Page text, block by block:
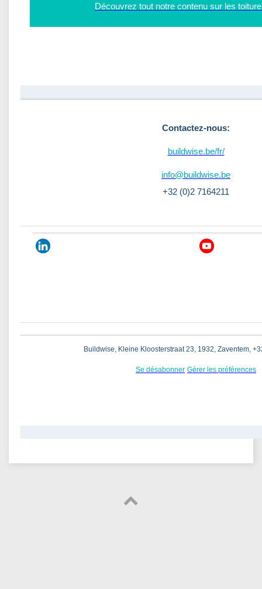
Découvrez tout notre contenu sur les
Contactez-nous:
buildwise.be/fr/
info@buildwise.be
+32 (0)2 7164211
Buildwise, Kleine Kloosterstraat 23, 1932, Zaventem,
Se désabonner Gérer les préférences